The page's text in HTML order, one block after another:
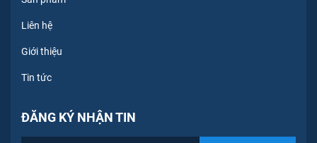
Liên hệ
Giới thiệu
Tin tức
ĐĂNG KÝ NHẬN TIN